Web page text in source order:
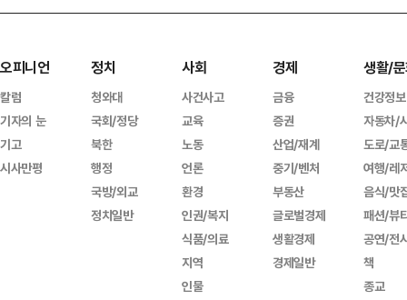
오피니언
칼럼
기자의 눈
기고
시사만평
정치
청와대
국회/정당
북한
행정
국방/외교
정치일반
사회
사건사고
교육
노동
언론
환경
인권/복지
식품/의료
지역
인물
경제
금융
증권
산업/재계
중기/벤처
부동산
글로벌경제
생활경제
경제일반
생활/
건강정보
자동차/
도로/교
여행/레
음식/맛
패션/뷰
공연/전
책
종교